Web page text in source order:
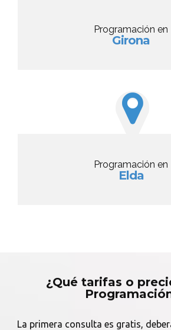
Programación en
Girona
Programación en
Elda
¿Qué tarifas o
La primera consulta es gratis,